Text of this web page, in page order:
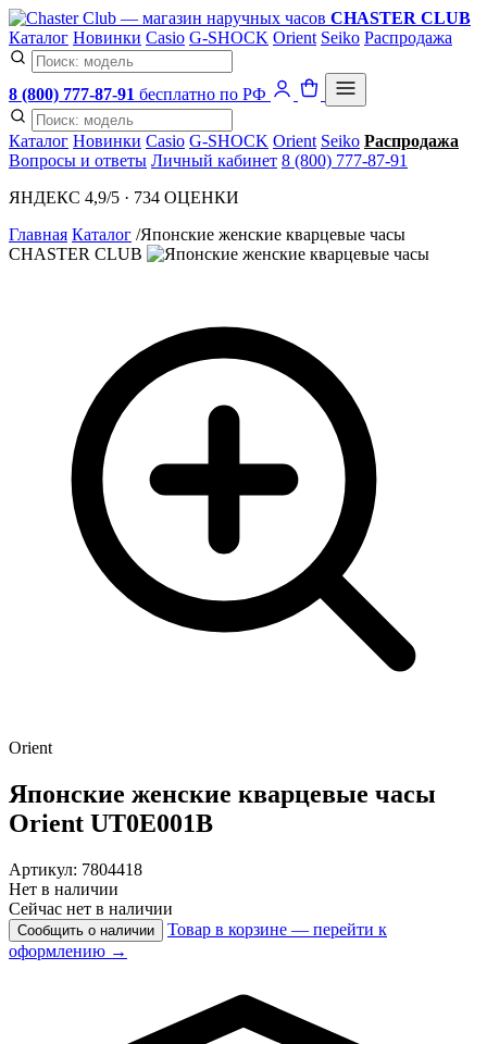
CHASTER CLUB
Каталог Новинки Casio G-SHOCK Orient Seiko Распродажа
8 (800) 777-87-91 бесплатно по РФ
Каталог Новинки Casio G-SHOCK Orient Seiko Распродажа
Вопросы и ответы Личный кабинет 8 (800) 777-87-91
ЯНДЕКС 4,9/5 · 734 ОЦЕНКИ
Главная Каталог /Японские женские кварцевые часы
CHASTER CLUB
Orient
Японские женские кварцевые часы
Orient UT0E001B
Артикул: 7804418
Нет в наличии
Сейчас нет в наличии
Сообщить о наличии
Товар в корзине — перейти к
оформлению →